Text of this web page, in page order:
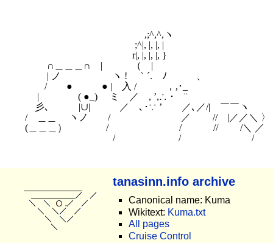
,;^,^,ヽ　　　　　　　　　　　　　　 　
;^|, |, |, |　　　　　　　　　　　　　　　　/:
r|, |, |, |, }　　　　　　　　　　　　　　　
∩＿＿＿∩　|　　　（　|　　　　　　　　　　　　　
| ノ　　　　　 ヽ !　｀´.　ﾉ　　　、　　　　　　　
/　　●　　　● |　入 /　　　，,･_　　　　　　　　
|　　　　( ●_)　 ミ　／　, ’,∴ ･　¨　　　　　　　　
彡､　　　|∪|　　　／　､･∵ ’　　／､／/|　￣￣ヽ
/　＿＿　 ヽノ　　/　　　　　　　 ／　　 //　|／／＼ 〉
(＿＿＿）　　　　/　　　　　　 　/　　　 //　　 /＼ ／
tanasinn.info archive
Canonical name: Kuma
Wikitext: Kuma.txt
All pages
Cruise Control